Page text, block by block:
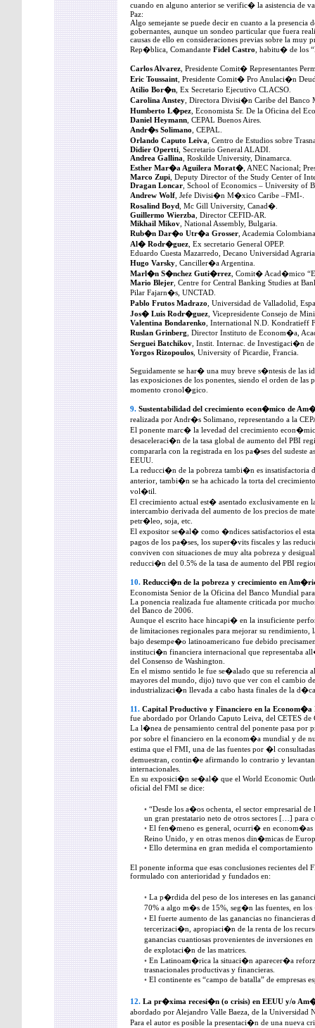
cuando en alguno anterior se verific� la asistencia de
Paz:
Algo semejante se puede decir en cuanto a la presencia
gobernantes, aunque un sondeo particular que fuera
causas de ello en consideraciones previas sobre la muy
Rep�blica, Comandante Fidel Castro , habitu� de los
Carlos Alvarez , Presidente Comit� Representantes
Eric Toussaint , Presidente Comit� Pro Anulaci�n
Atilio Bor�n , Ex Secretario Ejecutivo CLACSO.
Carolina Anstey , Directora Divisi�n Caribe del Banco
Humberto L�pez , Economista Sr. De la Oficina del
Daniel Heymann , CEPAL Buenos Aires.
Andr�s Solimano , CEPAL.
Orlando Caputo Leiva , Centro de Estudios sobre
Didier Opertti , Secretario General ALADI.
Andrea Gallina , Roskilde University, Dinamarca.
Esther Mar�a Aguilera Morat� , ANEC Nacional;
Marco Zupi , Deputy Director of the Study Center of
Dragan Loncar , School of Economics – University of
Andrew Wolf , Jefe Divisi�n M�xico Caribe –FMI-.
Rosalind Boyd , Mc Gill University, Canad�.
Guillermo Wierzba , Director CEFID-AR.
Mikhail Mikov , National Assembly, Bulgaria.
Rub�n Dar�o Utr�a Grosser , Academia
Al� Rodr�guez , Ex secretario General OPEP.
Eduardo Cuesta Mazarredo, Decano Universidad
Hugo Varsky , Canciller�a Argentina.
Marl�n S�nchez Guti�rrez , Comit� Acad�mico
Mario Blejer , Centre for Central Banking Studies at
Pilar Fajarn�s, UNCTAD.
Pablo Frutos Madrazo , Universidad de Valladolid,
Jos� Luis Rodr�guez , Vicepresidente Consejo de
Valentina Bondarenko , International N.D. Kondratieff
Ruslan Grinberg , Director Instituto de Econom�a,
Serguei Batchikov , Instit. Internac. de Investigaci�n
Yorgos Rizopoulos , University of Picardie, Francia.
Seguidamente se har� una muy breve s�ntesis de las
las exposiciones de los ponentes, siendo el orden de las
momento cronol�gico.
9. Sustentabilidad del crecimiento econ�mico de
realizada por Andr�s Solimano, representando a la
El ponente marc� la levedad del crecimiento
desaceleraci�n de la tasa global de aumento del PBI
compararla con la registrada en los pa�ses del
EEUU.
La reducci�n de la pobreza tambi�n es insatisfactoria
anterior, tambi�n se ha achicado la torta del
vol�til.
El crecimiento actual est� asentado exclusivamente
intercambio derivada del aumento de los precios de
petr�leo, soja, etc.
El expositor se�al� como �ndices satisfactorios el
pagos de los pa�ses, los super�vits fiscales y las
conviven con situaciones de muy alta pobreza y
reducci�n del 0.5% de la tasa de aumento del PBI
10. Reducci�n de la pobreza y crecimiento en
Economista Senior de la Oficina del Banco Mundial
La ponencia realizada fue altamente criticada por
del Banco de 2006.
Aunque el escrito hace hincapi� en la insuficiente
de limitaciones regionales para mejorar su
bajo desempe�o latinoamericano fue debido
instituci�n financiera internacional que representaba
del Consenso de Washington.
En el mismo sentido le fue se�alado que su referencia
mayores del mundo, dijo) tuvo que ver con el cambio
industrializaci�n llevada a cabo hasta finales de la
11. Capital Productivo y Financiero en la
fue abordado por Orlando Caputo Leiva, del CETES de
La l�nea de pensamiento central del ponente pasa por
por sobre el financiero en la econom�a mundial y de
estima que el FMI, una de las fuentes por �l
demuestran, contin�e afirmando lo contrario y
internacionales.
En su exposici�n se�al� que el World Economic
oficial del FMI se dice:
• “Desde los a�os ochenta, el sector empresarial
un gran prestatario neto de otros sectores […] para
• El fen�meno es general, ocurri� en econom�as
Reino Unido, y en otras menos din�micas de
• Ello determina en gran medida el comportamiento
El ponente informa que esas conclusiones recientes del
formulado con anterioridad y fundados en:
• La p�rdida del peso de los intereses en las
70% a algo m�s de 15%, seg�n las fuentes, en
• El fuerte aumento de las ganancias no
tercerizaci�n, apropiaci�n de la renta de los
ganancias cuantiosas provenientes de inversiones
de explotaci�n de las matrices.
• En Latinoam�rica la situaci�n aparecer�a
trasnacionales productivas y financieras.
• El continente es “campo de batalla” de empresas
12. La pr�xima recesi�n (o crisis) en EEUU y/o
abordado por Alejandro Valle Baeza, de la
Para el autor es posible la presentaci�n de una nueva